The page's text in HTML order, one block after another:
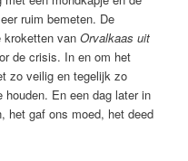
ruim bemeten. De
kroketten vanOrvalkaas uit
de crisis. In en om het
zo veilig en tegelijk zo
En een dag later in
het gaf ons moed, het deed